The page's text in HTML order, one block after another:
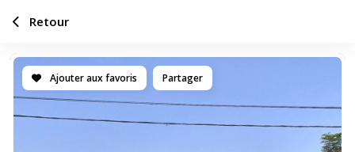
Ajouter aux favoris Partager
Retour